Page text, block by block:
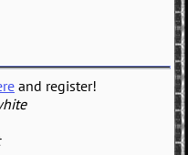
and register!